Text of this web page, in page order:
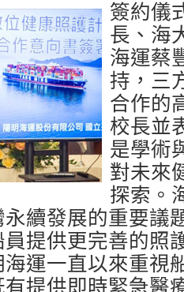
簽約儀
長、海
海運蔡
持，三
合作的
校長並
是學術
對未來
探索。
續發展的重要議
提供更完善的照
運一直以來重視
提供即時緊急醫